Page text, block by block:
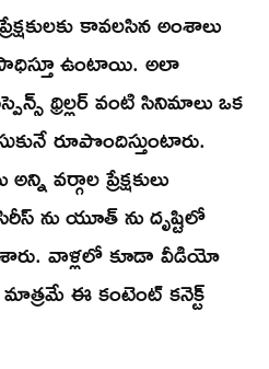
కావలసిన అంశాలు
ఉంటాయి. అలా
థ్రిల్లర్ వంటి సినిమాలు ఒక
రూపొందిస్తుంటారు.
వర్గాల ప్రేక్షకులు
ను యూత్ ను దృష్టిలో
వాళ్లలో కూడా వీడియో
ఈ కంటెంట్ కనెక్ట్